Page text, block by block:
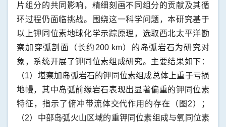
片组分的共同影响，精细刻画不同组分的贡献及其循
环过程仍面临挑战。围绕这一科学问题，本研究基于
以上钾同位素地球化学示踪原理，选取西北太平洋勘
察加穿弧剖面（长约200 km）的岛弧岩石为研究对
象，系统开展了钾同位素组成研究。主要结果如下：
（1）堪察加岛弧岩石的钾同位素组成总体上重于亏损
地幔，其中岛弧前缘岩石表现出显著偏重的钾同位素
特征，指示了俯冲带流体交代作用的存在（图2）；
（2）中部岛弧火山区域的重钾同位素组成与氧同位素